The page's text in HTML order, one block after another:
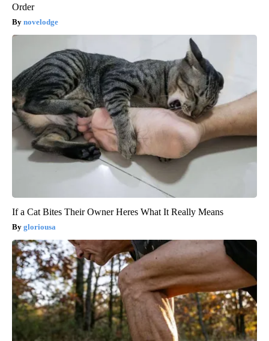
Order
novelodge
If a Cat Bites Their Owner Heres What It Really Means
gloriousa